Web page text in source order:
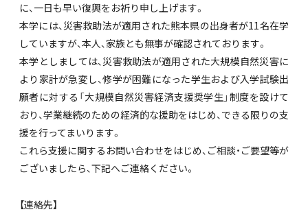
に、一日も早い復興をお祈り申し上げます。
本学には、災害救助法が適用された熊本県の出身者が11名在学
していますが、本人、家族とも無事が確認されております。
本学としましては、災害救助法が適用された大規模自然災害に
より家計が急変し、修学が困難になった学生および入学試験出
願者に対する「大規模自然災害経済支援奨学生」制度を設けて
おり、学業継続のための経済的な援助をはじめ、できる限りの支
援を行ってまいります。
これら支援に関するお問い合わせをはじめ、ご相談・ご要望等が
ございましたら、下記へご連絡ください。
【連絡先】